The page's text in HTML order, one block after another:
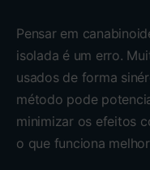
Pensar em
isolada é um erro.
usados de forma
método pode
minimizar os efeitos
o que funciona